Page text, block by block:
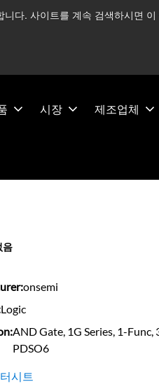
다. 사이트를 계속 검색하시면
지속적으로 주시하고 있으
시장 제조업체
음
onsemi
Logic
AND Gate, 1G Series, 1-
PDSO6
시트